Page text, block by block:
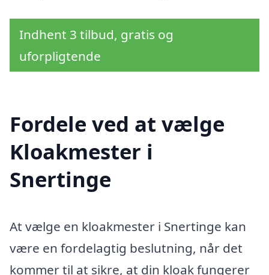
Indhent 3 tilbud, gratis og
uforpligtende
Fordele ved at vælge
Kloakmester i
Snertinge
At vælge en kloakmester i Snertinge kan
være en fordelagtig beslutning, når det
kommer til at sikre, at din kloak fungerer